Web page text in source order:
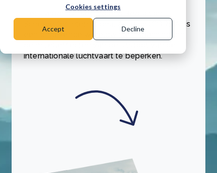
Cookies settings
Accept Decline
Scheme for International Aviation (CORSIA) is
een ongekende wereldwijde inspanning om
internationale luchtvaart te beperken.